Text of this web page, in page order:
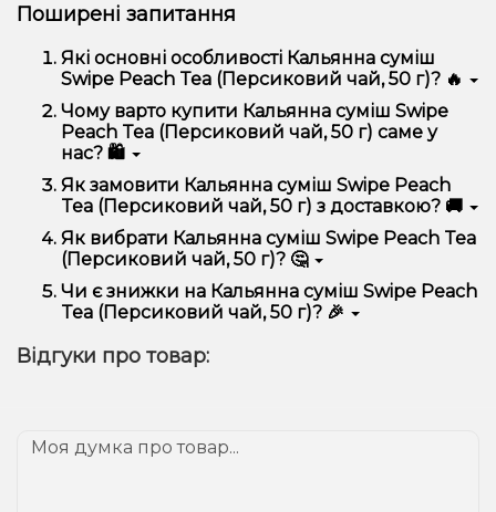
Поширені запитання
Які основні особливості Кальянна суміш
Swipe Peach Tea (Персиковий чай, 50 г)? 🔥
Кальянна суміш Swipe Peach Tea (Персиковий чай,
50 г) відрізняється високою якістю, зручністю
використання та надійністю.
Чому варто купити Кальянна суміш Swipe
Peach Tea (Персиковий чай, 50 г) саме у
нас? 🛍️
Ми пропонуємо тільки оригінальну продукцію,
широкий асортимент, вигідні ціни та швидку
доставку. Крім того, у нас регулярні акції та знижки
для клієнтів!
Як замовити Кальянна суміш Swipe Peach
Tea (Персиковий чай, 50 г) з доставкою? 🚚
Оформити замовлення можна в кілька кліків:
Додайте Кальянна суміш Swipe Peach Tea
(Персиковий чай, 50 г) до кошика.
Перейдіть до оформлення замовлення.
Підтвердіть замовлення – ми швидко
надішлемо його вам!
Як вибрати Кальянна суміш Swipe Peach Tea
(Персиковий чай, 50 г)? 🤔
Вибір залежить від ваших уподобань – наприклад,
якщо це кальян, враховуйте розмір, матеріал та тип
чаші, якщо вейп – потужність та смак. Наші
варіант.
Чи є знижки на Кальянна суміш Swipe Peach
Tea (Персиковий чай, 50 г)? 🎉
спеціальні пропозиції. Слідкуйте за оновленнями на
Відгуки про товар: